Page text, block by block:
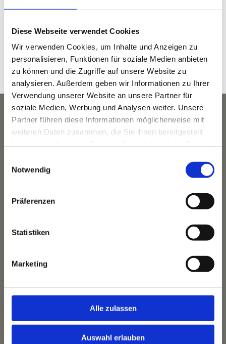
Diese Webseite verwendet Cookies
Wir verwenden Cookies, um Inhalte und Anzeigen zu
personalisieren, Funktionen für soziale Medien anbieten
zu können und die Zugriffe auf unsere Website zu
analysieren. Außerdem geben wir Informationen zu Ihrer
Verwendung unserer Website an unsere Partner für
soziale Medien, Werbung und Analysen weiter. Unsere
Partner führen diese Informationen möglicherweise mit
weiteren Daten zusammen, die Sie ihnen bereitgestellt
Notwendig
Präferenzen
Statistiken
Marketing
Alle zulassen
Auswahl erlauben
Zeit:
10:00 a.m. - 1:00 p.m.
Veranstaltungskategorie:
Bike
Unser Team